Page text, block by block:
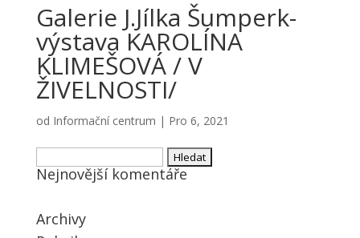
Galerie J.Jílka Šumperk-
výstava KAROLÍNA
KLIMEŠOVÁ / V
ŽIVELNOSTI/
od Informační centrum | Pro 6, 2021
Vyhledávání
Nejnovější komentáře
Archivy